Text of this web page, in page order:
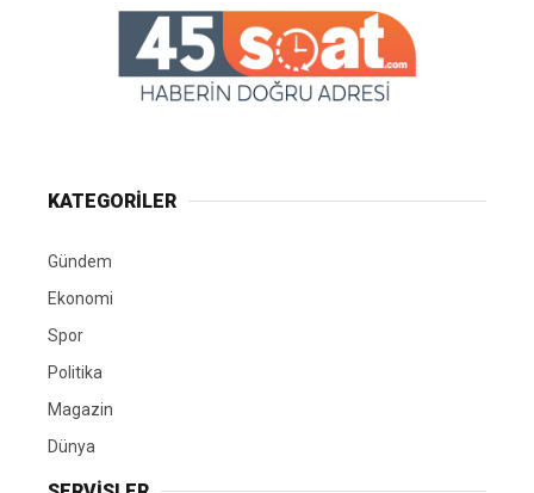
KATEGORİLER
Gündem
Ekonomi
Spor
Politika
Magazin
Dünya